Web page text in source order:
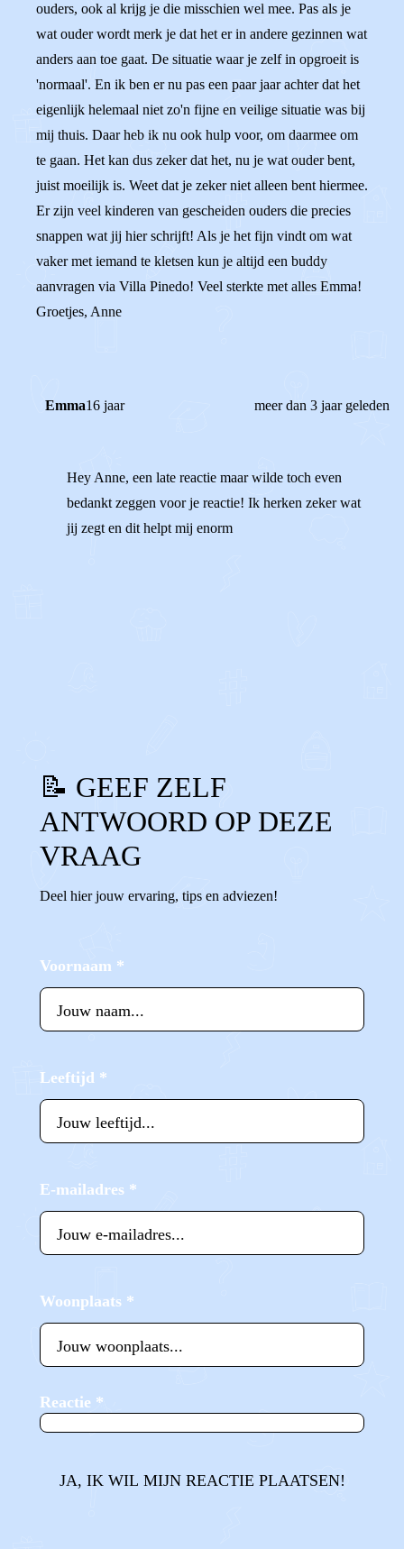
ouders, ook al krijg je die misschien wel mee. Pas als je
wat ouder wordt merk je dat het er in andere gezinnen wat
anders aan toe gaat. De situatie waar je zelf in opgroeit is
'normaal'. En ik ben er nu pas een paar jaar achter dat het
eigenlijk helemaal niet zo'n fijne en veilige situatie was bij
mij thuis. Daar heb ik nu ook hulp voor, om daarmee om
te gaan. Het kan dus zeker dat het, nu je wat ouder bent,
juist moeilijk is. Weet dat je zeker niet alleen bent hiermee.
Er zijn veel kinderen van gescheiden ouders die precies
snappen wat jij hier schrijft! Als je het fijn vindt om wat
vaker met iemand te kletsen kun je altijd een buddy
aanvragen via Villa Pinedo! Veel sterkte met alles Emma!
Groetjes, Anne
Emma16 jaar meer dan 3 jaar geleden
Hey Anne, een late reactie maar wilde toch even
bedankt zeggen voor je reactie! Ik herken zeker wat
jij zegt en dit helpt mij enorm
📝 GEEF ZELF
ANTWOORD OP DEZE
VRAAG
Deel hier jouw ervaring, tips en adviezen!
Voornaam *
Leeftijd *
E-mailadres *
Woonplaats *
Reactie *
JA, IK WIL MIJN REACTIE PLAATSEN!